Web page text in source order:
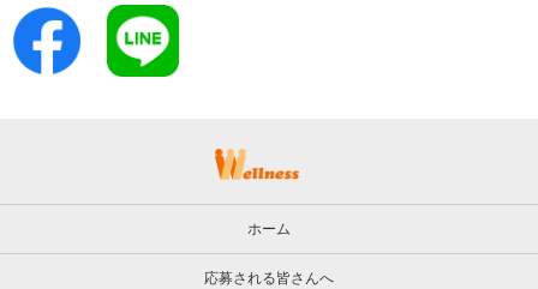
ホーム
応募される皆さんへ